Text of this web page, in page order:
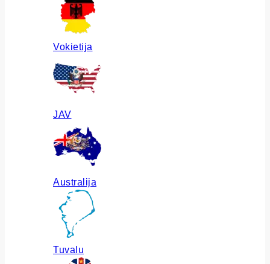
Vokietija
JAV
Australija
Tuvalu